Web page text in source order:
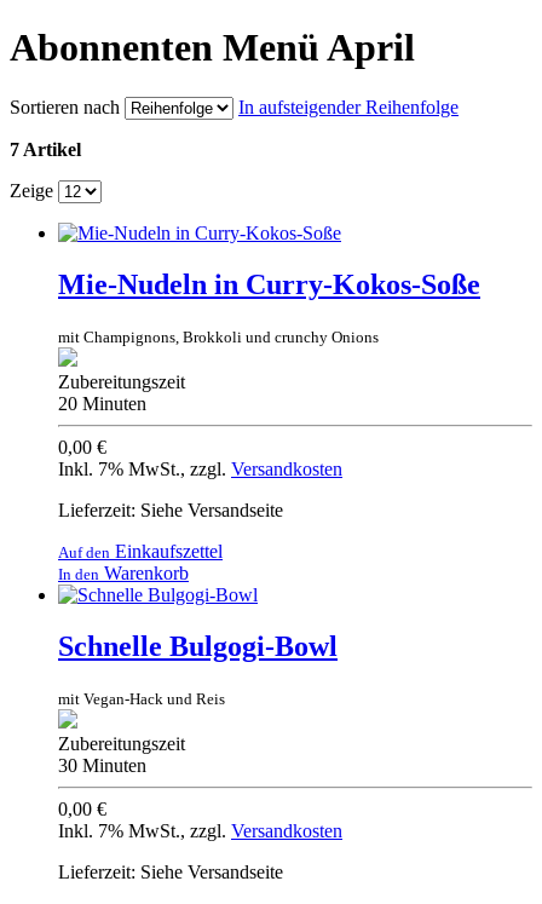
Abonnenten Menü April
Sortieren nach In aufsteigender Reihenfolge
7 Artikel
Zeige
Mie-Nudeln in Curry-Kokos-Soße
mit Champignons, Brokkoli und crunchy Onions
Zubereitungszeit
20 Minuten
0,00 €
Inkl. 7% MwSt., zzgl. Versandkosten
Lieferzeit: Siehe Versandseite
Auf den Einkaufszettel
In den Warenkorb
Schnelle Bulgogi-Bowl
mit Vegan-Hack und Reis
Zubereitungszeit
30 Minuten
0,00 €
Inkl. 7% MwSt., zzgl. Versandkosten
Lieferzeit: Siehe Versandseite